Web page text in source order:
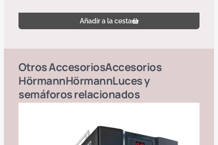
Añadir a la cesta
OtrosAccesoriosAccesorios
HörmannHörmannLuces y
semáforosrelacionados